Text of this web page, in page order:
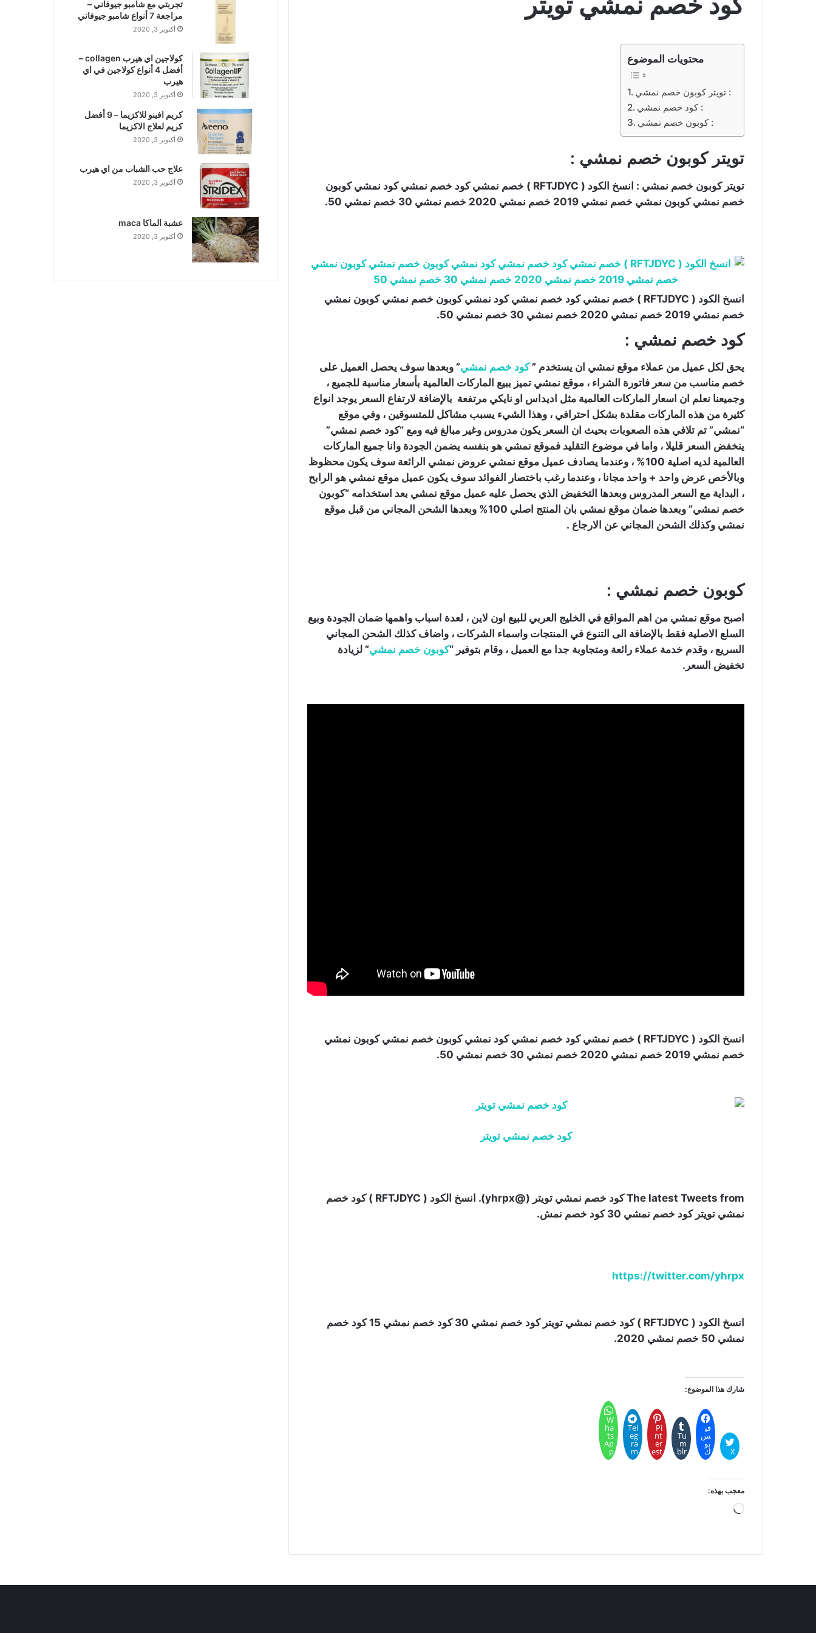
محتويات الموضوع
تويتر كوبون خصم نمشي :
كود خصم نمشي :
كوبون خصم نمشي :
تويتر كوبون خصم نمشي :
تويتر كوبون خصم نمشي : انسخ الكود ( RFTJDYC ) خصم نمشي كود خصم نمشي كود نمشي كوبون
خصم نمشي كوبون نمشي خصم نمشي 2019 خصم نمشي 2020 خصم نمشي 30 خصم نمشي 50.
انسخ الكود ( RFTJDYC ) خصم نمشي كود خصم نمشي كود نمشي كوبون خصم نمشي كوبون نمشي
خصم نمشي 2019 خصم نمشي 2020 خصم نمشي 30 خصم نمشي 50.
كود خصم نمشي :
يحق لكل عميل من عملاء موقع نمشي ان يستخدم ”كود خصم نمشي” وبعدها سوف يحصل العميل على
خصم مناسب من سعر فاتورة الشراء ، موقع نمشي تميز ببيع الماركات العالمية بأسعار مناسبة للجميع ،
وجميعنا نعلم ان اسعار الماركات العالمية مثل اديداس او نايكي مرتفعة بالإضافة لارتفاع السعر يوجد انواع
كثيرة من هذه الماركات مقلدة بشكل احترافي ، وهذا الشيء يسبب مشاكل للمتسوقين ، وفي موقع
“نمشي” تم تلافي هذه الصعوبات بحيث ان السعر يكون مدروس وغير مبالغ فيه ومع “كود خصم نمشي”
ينخفض السعر قليلا ، واما في موضوع التقليد فموقع نمشي هو بنفسه يضمن الجودة وانا جميع الماركات
العالمية لديه اصلية 100% ، وعندما يصادف عميل موقع نمشي عروض نمشي الرائعة سوف يكون محظوظ
وبالأخص عرض واحد + واحد مجانا ، وعندما رغب باختصار الفوائد سوف يكون عميل موقع نمشي هو الرابح
، البداية مع السعر المدروس وبعدها التخفيض الذي يحصل عليه عميل موقع نمشي بعد استخدامه “كوبون
خصم نمشي” وبعدها ضمان موقع نمشي بان المنتج اصلي 100% وبعدها الشحن المجاني من قبل موقع
نمشي وكذلك الشحن المجاني عن الارجاع .
كوبون خصم نمشي :
اصبح موقع نمشي من اهم المواقع في الخليج العربي للبيع اون لاين ، لعدة اسباب واهمها ضمان الجودة وبيع
السلع الاصلية فقط بالإضافة الى التنوع في المنتجات واسماء الشركات ، واضاف كذلك الشحن المجاني
السريع ، وقدم خدمة عملاء رائعة ومتجاوبة جدا مع العميل ، وقام بتوفير “كوبون خصم نمشي” لزيادة
تخفيض السعر.
انسخ الكود ( RFTJDYC ) خصم نمشي كود خصم نمشي كود نمشي كوبون خصم نمشي كوبون نمشي
خصم نمشي 2019 خصم نمشي 2020 خصم نمشي 30 خصم نمشي 50.
كود خصم نمشي تويتر
The latest Tweets from كود خصم نمشي تويتر (@yhrpx). ‏‏‏‏‏‏انسخ الكود ( RFTJDYC ) كود خصم
نمشي تويتر كود خصم نمشي 30 كود خصم نمش.
https://twitter.com/yhrpx
انسخ الكود ( RFTJDYC ) كود خصم نمشي تويتر كود خصم نمشي 30 كود خصم نمشي 15 كود خصم
نمشي 50 خصم نمشي 2020.
شارك هذا الموضوع:
X
في
س
بو
ك
Tu
m
blr
Pi
nt
er
est
Tel
eg
ra
m
W
ha
ts
Ap
p
معجب بهذه:
جاري
تجربتي مع شامبو جيوفاني –
مراجعة 7 أنواع شامبو جيوفاني
أكتوبر 3, 2020
كولاجين اي هيرب collagen –
أفضل 4 أنواع كولاجين في اي
هيرب
أكتوبر 3, 2020
كريم افينو للاكزيما – 9 أفضل
كريم لعلاج الاكزيما
أكتوبر 3, 2020
علاج حب الشباب من اي هيرب
أكتوبر 3, 2020
عشبة الماكا maca
أكتوبر 3, 2020